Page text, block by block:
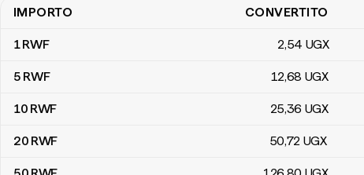
Tabella di conversione da franchi ruandesi a scellini ugandesi
IMPORTO CONVERTITO
1RWF 2,54 UGX
5 RWF 12,68 UGX
10 RWF 25,36 UGX
20 RWF 50,72 UGX